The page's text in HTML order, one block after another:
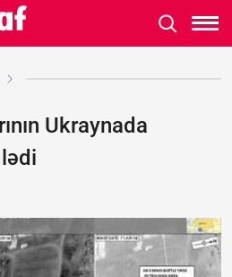
Ukraynada